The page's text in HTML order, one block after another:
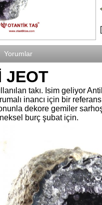
Yorumlar
JEOT
takı. Isim geliyor
inancı için bir
dekore gemiler
burç şubat için.